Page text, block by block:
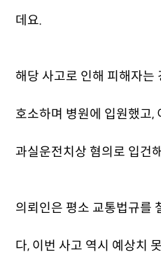
데요.
해당 사고로 인해 피해자는
호소하며 병원에 입원했고,
과실운전치상 혐의로 입건
의뢰인은 평소 교통법규를
다, 이번 사고 역시 예상치